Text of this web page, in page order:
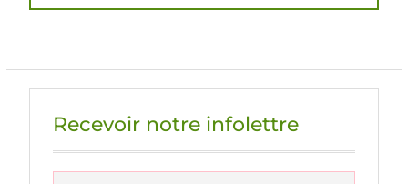
Recevoir notre infolettre